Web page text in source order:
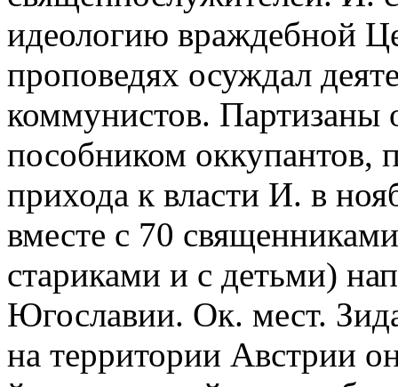
идеологию враждебной
проповедях осуждал
коммунистов. Партизаны
пособником оккупантов,
прихода к власти И. в
вместе с 70
стариками и с детьми)
Югославии. Ок. мест.
на территории Австрии